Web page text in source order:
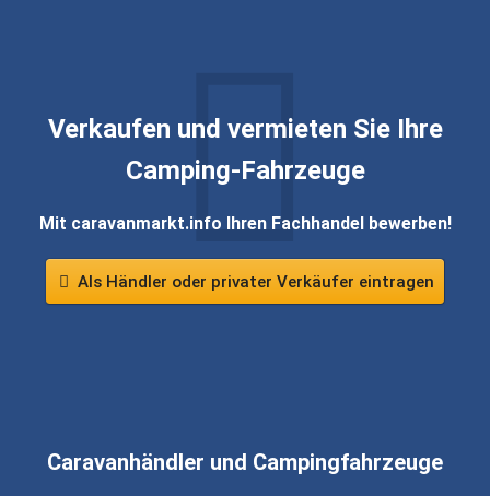
Verkaufen und vermieten Sie Ihre
Camping-Fahrzeuge
Mit caravanmarkt.info Ihren Fachhandel bewerben!
Als Händler oder privater Verkäufer eintragen
Caravanhändler und Campingfahrzeuge